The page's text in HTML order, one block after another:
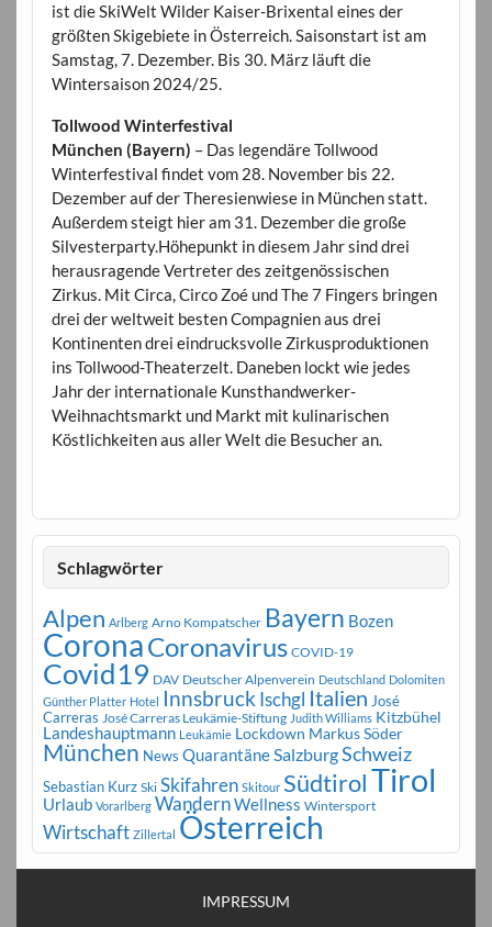
ist die SkiWelt Wilder Kaiser-Brixental eines der
größten Skigebiete in Österreich. Saisonstart ist am
Samstag, 7. Dezember. Bis 30. März läuft die
Wintersaison 2024/25.
Tollwood Winterfestival
München (Bayern) – Das legendäre Tollwood
Winterfestival findet vom 28. November bis 22.
Dezember auf der Theresienwiese in München statt.
Außerdem steigt hier am 31. Dezember die große
Silvesterparty.Höhepunkt in diesem Jahr sind drei
herausragende Vertreter des zeitgenössischen
Zirkus. Mit Circa, Circo Zoé und The 7 Fingers bringen
drei der weltweit besten Compagnien aus drei
Kontinenten drei eindrucksvolle Zirkusproduktionen
ins Tollwood-Theaterzelt. Daneben lockt wie jedes
Jahr der internationale Kunsthandwerker-
Weihnachtsmarkt und Markt mit kulinarischen
Köstlichkeiten aus aller Welt die Besucher an.
Schlagwörter
Alpen Arlberg Arno Kompatscher Bayern Bozen
CoronaCoronavirus COVID-19
Covid19 DAV Deutscher Alpenverein Deutschland Dolomiten
Günther Platter Hotel Innsbruck Ischgl Italien José
Carreras José Carreras Leukämie-Stiftung Judith Williams Kitzbühel
Landeshauptmann Leukämie Lockdown Markus Söder
München News QuarantäneSalzburgSchweiz
Sebastian Kurz Ski Skifahren Skitour SüdtirolTirol
Urlaub Vorarlberg WandernWellness Wintersport
Wirtschaft Zillertal Österreich
IMPRESSUM